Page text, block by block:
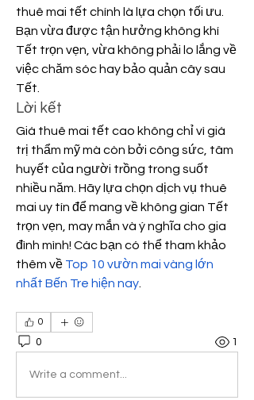
thuê mai tết chính là lựa chọn tối ưu.
Bạn vừa được tận hưởng không khí
Tết trọn vẹn, vừa không phải lo lắng về
việc chăm sóc hay bảo quản cây sau
Tết.
Lời kết
Giá thuê mai tết cao không chỉ vì giá
trị thẩm mỹ mà còn bởi công sức, tâm
huyết của người trồng trong suốt
nhiều năm. Hãy lựa chọn dịch vụ thuê
mai uy tín để mang về không gian Tết
trọn vẹn, may mắn và ý nghĩa cho gia
đình mình! Các bạn có thể tham khảo
thêm về Top 10 vườn mai vàng lớn
nhất Bến Tre hiện nay
0
0 1
Write a comment...